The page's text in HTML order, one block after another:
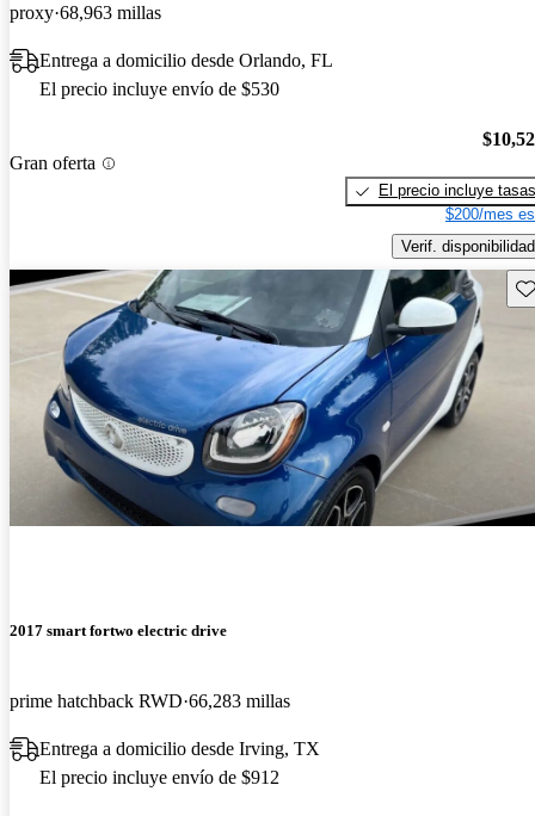
proxy 68,963 millas
Entrega a domicilio desde Orlando, FL
El precio incluye envío de $530
Gran oferta
El precio incluye tasas
$200/mes
Verif. disponibilidad
2017 smart fortwo electric drive
prime hatchback RWD 66,283 millas
Entrega a domicilio desde Irving, TX
El precio incluye envío de $912